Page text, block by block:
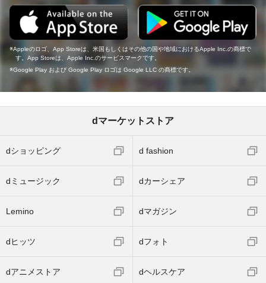
Appleのロゴ、App Storeは、米国もしくはその他の国や地域におけるApple Inc.の商標で
す。App Storeは、Apple Inc.のサービスマークです。
Google Play および Google Play ロゴは Google LLC の商標です。
dマーケットストア
dショッピング d fashion
dミュージック dカーシェア
Lemino dマガジン
dヒッツ dフォト
dアニメストア dヘルスケア